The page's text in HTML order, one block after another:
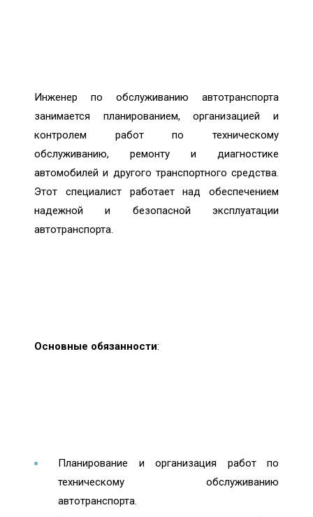
Инженер по обслуживанию автотранспорта
занимается планированием, организацией и
контролем работ по техническому
обслуживанию, ремонту и диагностике
автомобилей и другого транспортного средства.
Этот специалист работает над обеспечением
надежной и безопасной эксплуатации
автотранспорта.
Основные обязанности:
Планирование и организация работ по
техническому обслуживанию
автотранспорта.